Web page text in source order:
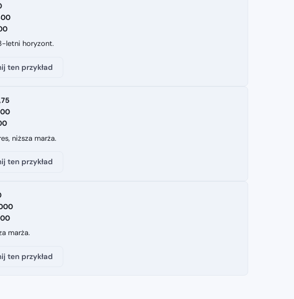
letni horyzont.
ten przykład
niższa marża.
ten przykład
marża.
ten przykład